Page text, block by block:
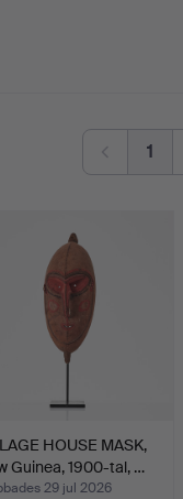
1
HOUSE MASK,
Guinea, 1900-tal, …
29 jul 2026